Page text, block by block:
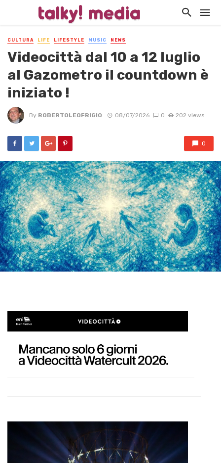
CULTURA LIFE LIFESTYLE MUSIC NEWS
Videocittà dal 10 a 12 luglio
al Gazometro il countdown è
iniziato !
By ROBERTOLEOFRIGIO 08/07/2026 0 202 views
0